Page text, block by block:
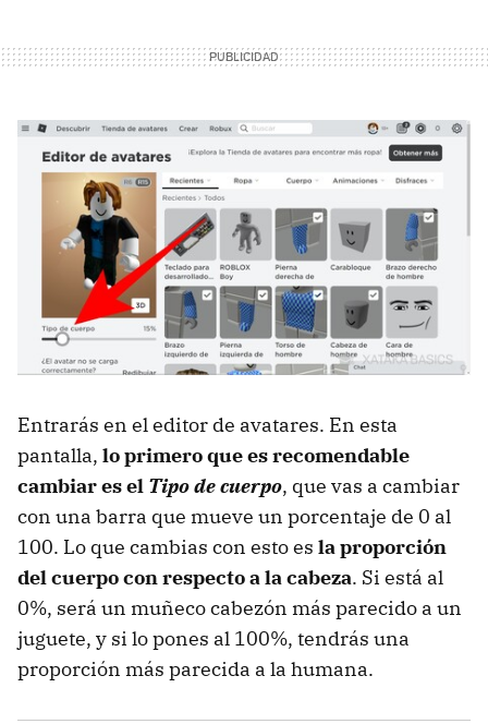
Entrarás en el editor de avatares. En esta
pantalla, lo primero que es recomendable
cambiar es el Tipo de cuerpo, que vas a cambiar
con una barra que mueve un porcentaje de 0 al
100. Lo que cambias con esto es la proporción
del cuerpo con respecto a la cabeza. Si está al
0%, será un muñeco cabezón más parecido a un
juguete, y si lo pones al 100%, tendrás una
proporción más parecida a la humana.